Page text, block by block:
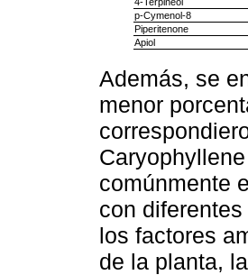
p-Cymenol-8
Piperitenone
Apiol
Además, se
menor
comúnmente
con
los factores
de la planta,